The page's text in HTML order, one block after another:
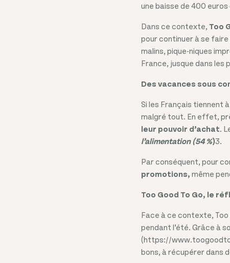
une baisse de 400
Dans ce contexte, Too
pour continuer à se
malins, pique-niques
France, jusque dans les
Des vacances sous
Si les Français tiennent
malgré tout. En effet,
leur pouvoir d’achat.
l’alimentation (54 %)3.
Par conséquent, pour
promotions, même
Too Good To Go, le
Face à ce contexte,
pendant l’été. Grâce à
(https://
bons, à récupérer dans